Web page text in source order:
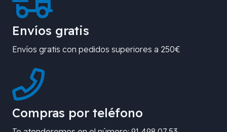
Envíos gratis
Envíos gratis con pedidos superiores a 250€
Compras por teléfono